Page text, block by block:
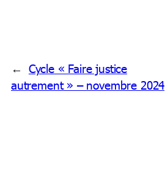
← Cycle « Faire justice
autrement » – novembre 2024